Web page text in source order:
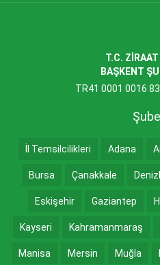
T.C.
BAŞKENT
TR41 0001 0016
İl Temsilcilikleri Adana
Bursa Çanakkale
Eskişehir Gaziantep
Kayseri Kahramanmaraş
Manisa Mersin Muğla